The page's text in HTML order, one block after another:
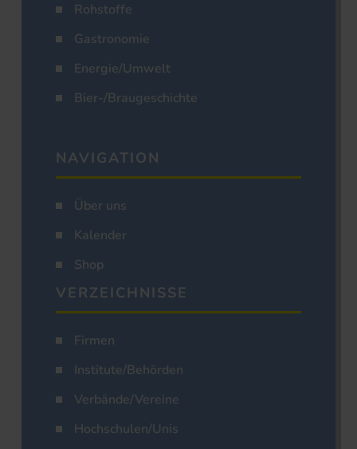
Rohstoffe
Gastronomie
Energie/Umwelt
Bier-/Braugeschichte
NAVIGATION
Über uns
Kalender
Shop
VERZEICHNISSE
Firmen
Institute/Behörden
Verbände/Vereine
Hochschulen/Unis